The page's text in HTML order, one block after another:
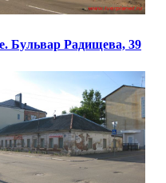
Бульвар Радищева, 39